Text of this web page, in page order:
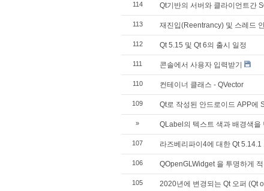
114 Qt기반의 서버와 클라이언트간
113 재진입(Reentrancy) 및 스레드
112 Qt 5.15 및 Qt 6의 출시 일정
111 콘솔에서 사용자 입력받기
110 컨테이너 클래스 - QVector
109 Qt로 작성된 안드로이드 APP에
» QLabel의 텍스트 색과 배경색을
107 라즈베리파이4에 대한 Qt 5.14.1
106 QOpenGLWidget 을 투명하게
105 2020년에 변경되는 Qt 오퍼 (Qt